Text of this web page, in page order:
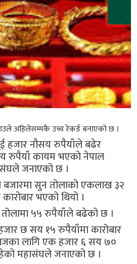
अहिलेसम्मकै उच्च रेकर्ड बनाएको छ ।
हजार नौसय रुपैयाँले बढेर
रुपैयाँ कायम भएको नेपाल
जनाएको छ ।
बजारमा सुन तोलाको एकलाख ३२
भएको थियो ।
५५ रुपैयाँले बढेको छ ।
छ सय १५ रुपैयाँमा कारोबार
लागि एक हजार ६ सय ७०
महासंघले जनाएको छ ।